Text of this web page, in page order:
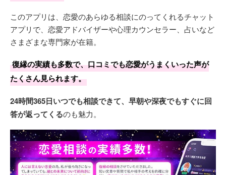
このアプリは、恋愛のあらゆる相談にのってくれるチャット
アプリで、恋愛アドバイザーや心理カウンセラー、占いなど
さまざまな専門家が在籍。
復縁の実績も多数で、口コミでも恋愛がうまくいった声が
たくさん見られます。
24時間365日いつでも相談できて、早朝や深夜でもすぐに回
答が返ってくるのも魅力。